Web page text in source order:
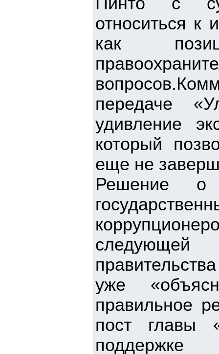
относиться к
как
передаче
удивление
который
еще не
Решение
следующей
уже
правильное
пост главы